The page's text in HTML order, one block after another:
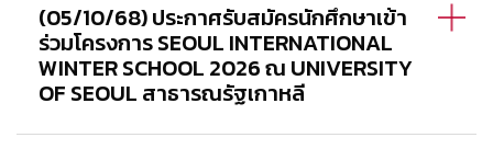
(05/10/68) ประกาศรับสมัครนักศึกษาเข้า
ร่วมโครงการ SEOUL INTERNATIONAL
WINTER SCHOOL 2026 ณ UNIVERSITY
OF SEOUL สาธารณรัฐเกาหลี